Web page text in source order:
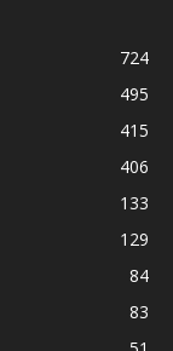
724
495
415
406
133
129
84
83